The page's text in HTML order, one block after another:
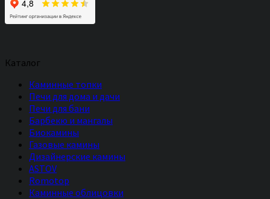
Каталог
Каминные топки
Печи для дома и дачи
Печи для бани
Барбекю и мангалы
Биокамины
Газовые камины
Дизайнерские камины
ASTOV
Romotop
Каминные облицовки